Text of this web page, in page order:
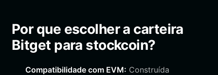
Por que escolher a carteira
Bitget para stockcoin?
Compatibilidade com EVM: Construída